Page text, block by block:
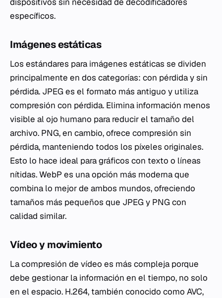
específicos.
Imágenes estáticas
Los estándares para imágenes estáticas se dividen
principalmente en dos categorías: con pérdida y sin
pérdida. JPEG es el formato más antiguo y utiliza
compresión con pérdida. Elimina información menos
visible al ojo humano para reducir el tamaño del
archivo. PNG, en cambio, ofrece compresión sin
pérdida, manteniendo todos los píxeles originales.
Esto lo hace ideal para gráficos con texto o líneas
nítidas. WebP es una opción más moderna que
combina lo mejor de ambos mundos, ofreciendo
tamaños más pequeños que JPEG y PNG con
calidad similar.
Vídeo y movimiento
La compresión de vídeo es más compleja porque
debe gestionar la información en el tiempo, no solo
en el espacio. H.264, también conocido como AVC,